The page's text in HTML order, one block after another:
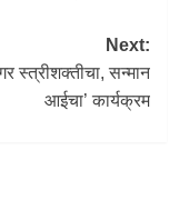
Next:
स्त्रीशक्तीचा, सन्मान
आईचा’ कार्यक्रम